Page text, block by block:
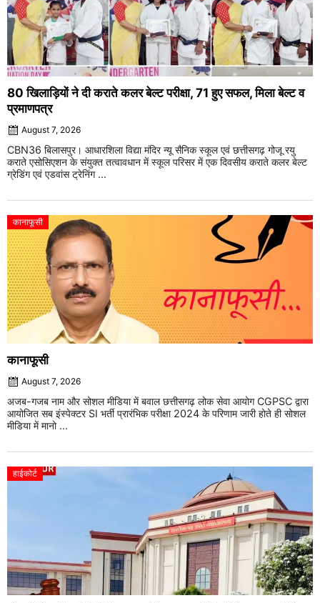
80 खिलाड़ियों ने दी कराते कलर बेल्ट परीक्षा, 71 हुए सफल, मिला बेल्ट व
प्रमाणपत्र
August 7, 2026
CBN36 बिलासपुर। आधारशिला विद्या मंदिर न्यू सैनिक स्कूल एवं छत्तीसगढ़ गोजू रयु
कराते एसोसिएशन के संयुक्त तत्वावधान में स्कूल परिसर में एक दिवसीय कराते कलर बेल्ट
ग्रेडिंग एवं एडवांस ट्रेनिंग ...
कानाफूसी
कानाफूसी
August 7, 2026
अजब-गजब नाम और सोशल मीडिया में बवाल छत्तीसगढ़ लोक सेवा आयोग CGPSC द्वारा
आयोजित सब इंस्पेक्टर SI भर्ती प्रारंभिक परीक्षा 2024 के परिणाम जारी होते ही सोशल
मीडिया में मानो ...
हाईकोर्ट